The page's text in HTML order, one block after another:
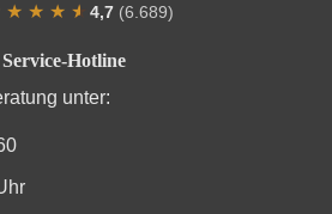
Service-Hotline
unter:
★ ★ ★ ★
★ 4,7 (6.689)